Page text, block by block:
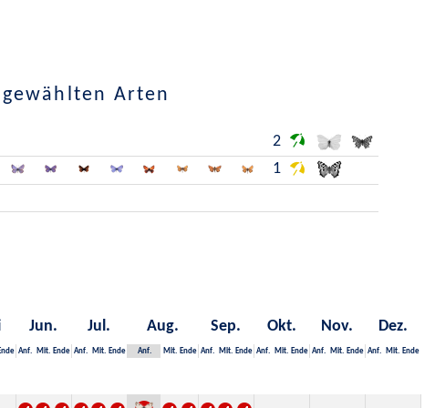
Arten
2
1
Jun. Jul. Aug. Sep. Okt. Nov. Dez.
Anf. Mit. Ende Anf. Mit. Ende Anf. Mit. Ende Anf. Mit. Ende Anf. Mit. Ende Anf. Mit. Ende Anf. Mit. Ende